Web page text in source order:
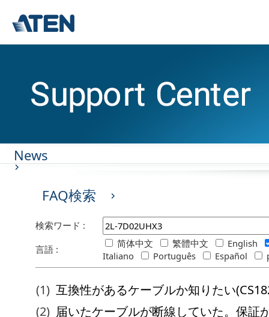
News
FAQ検索
検索ワード :
言語 :
简体中文 繁體中文
English
Italiano
Português Español